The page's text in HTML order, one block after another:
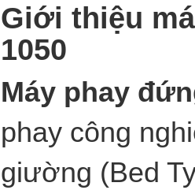
Giới thiệu
1050
Máy phay
phay công
giường (Bed